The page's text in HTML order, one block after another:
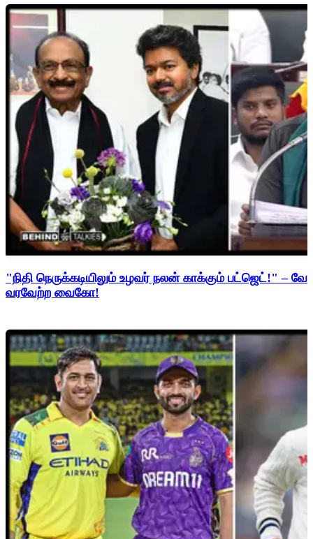
"நிதி நெருக்கடியிலும் உழவர் நலன் காக்கும் பட்ஜெட்!" –
வரவேற்ற வைகோ!